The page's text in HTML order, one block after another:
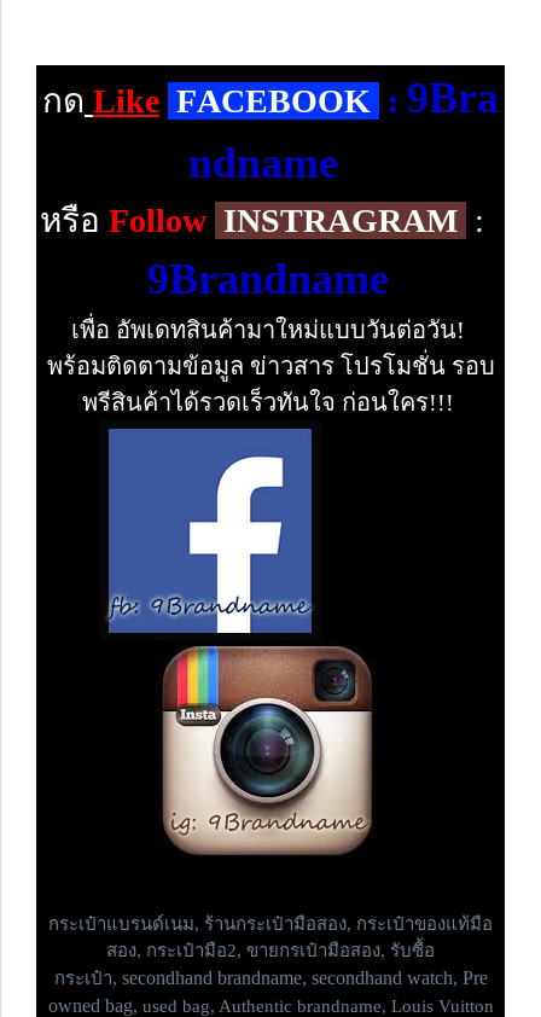
กด Like FACEBOOK : 9Bra
ndname
หรือ Follow INSTRAGRAM :
9Brandname
เพื่อ อัพเดทสินค้ามาใหม่แบบวันต่อวัน!
พร้อมติดตามข้อมูล ข่าวสาร โปรโมชั่น รอบ
พรีสินค้าได้รวดเร็วทันใจ ก่อนใคร!!!
กระเป๋าแบรนด์เนม, ร้านกระเป๋ามือสอง, กระเป๋าของแท้มือ
สอง, กระเป๋ามือ2, ขายกรเป๋ามือสอง, รับซื้อ
กระเป๋า, secondhand brandname, secondhand watch, Pre
owned bag, used bag, Authentic brandname, Louis Vuitton